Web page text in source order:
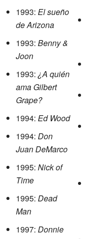
1993: El sueño
de Arizona
1993: Benny &
Joon
1993: ¿A quién
ama Gilbert
Grape?
1994: Ed Wood
1994: Don
Juan DeMarco
1995: Nick of
Time
1995: Dead
Man
1997: Donnie